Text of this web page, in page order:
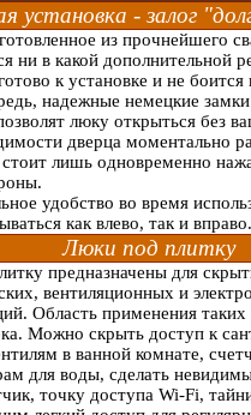
установка - залог
из прочнейшего
ни в какой дополнительной
к установке и не боится
надежные немецкие
люку открыться без
дверца моментально
лишь одновременно
удобство во время
как влево, так и вправо.
Люки под плитку
предназначены для
вентиляционных и
Область применения
Можно скрыть доступ к
в ванной комнате,
для воды, сделать
точку доступа Wi-Fi,